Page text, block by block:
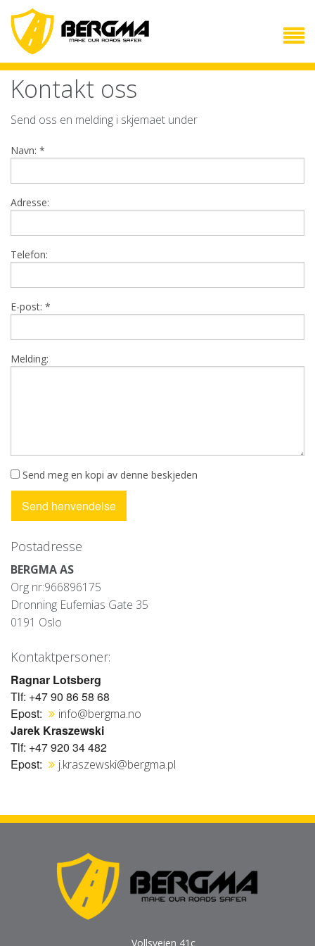
NORSK
Silo-Ringe
Kontakt
Kontakt oss
Send oss en melding i skjemaet under
Navn: *
Adresse:
Telefon:
E-post: *
Melding:
Send meg en kopi av denne beskjeden
Postadresse
BERGMA AS
Org nr:966896175
Dronning Eufemias Gate 35
0191 Oslo
Kontaktpersoner:
Ragnar Lotsberg
Tlf: +47 90 86 58 68
Epost:
info@bergma.no
Jarek Kraszewski
Tlf: +47 920 34 482
Epost:
j.kraszewski@bergma.pl
Vollsveien 41c